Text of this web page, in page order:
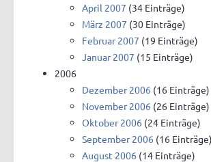
April 2007 (34 Einträge)
März 2007 (30 Einträge)
Februar 2007 (19 Einträge)
Januar 2007 (15 Einträge)
2006
Dezember 2006 (16 Einträge)
November 2006 (26 Einträge)
Oktober 2006 (24 Einträge)
September 2006 (16 Einträge)
August 2006 (14 Einträge)